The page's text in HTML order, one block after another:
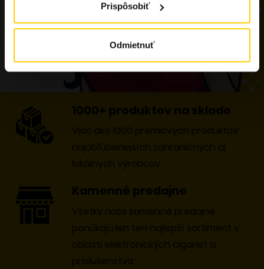
Prispôsobiť
Odmietnuť
1000+ produktov na sklade
Viac ako 1000 prémiových produktov
najobľúbenejších zahraničných aj
lokálnych výrobcov.
Kamenné predajne
Všetky naše kamenné predajne
ponúkajú len ten najlepší sortiment v
oblasti elektronických cigariet a
príslušenstva.